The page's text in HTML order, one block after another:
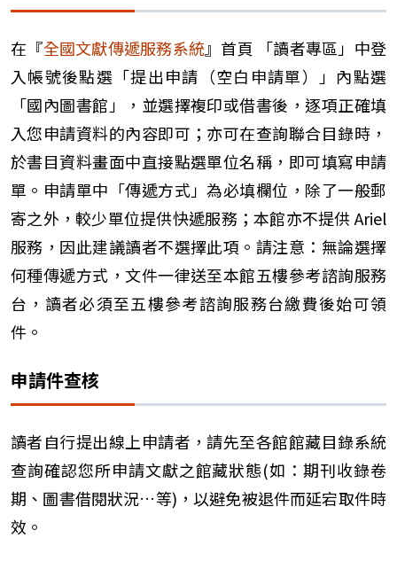
在『全國文獻傳遞服務系統』首頁 「讀者專區」中登
入帳號後點選「提出申請（空白申請單）」內點選
「國內圖書館」，並選擇複印或借書後，逐項正確填
入您申請資料的內容即可；亦可在查詢聯合目錄時，
於書目資料畫面中直接點選單位名稱，即可填寫申請
單。申請單中「傳遞方式」為必填欄位，除了一般郵
寄之外，較少單位提供快遞服務；本館亦不提供 Ariel
服務，因此建議讀者不選擇此項。請注意：無論選擇
何種傳遞方式，文件一律送至本館五樓參考諮詢服務
台，讀者必須至五樓參考諮詢服務台繳費後始可領
件。
申請件查核
讀者自行提出線上申請者，請先至各館館藏目錄系統
查詢確認您所申請文獻之館藏狀態(如：期刊收錄卷
期、圖書借閱狀況…等)，以避免被退件而延宕取件時
效。